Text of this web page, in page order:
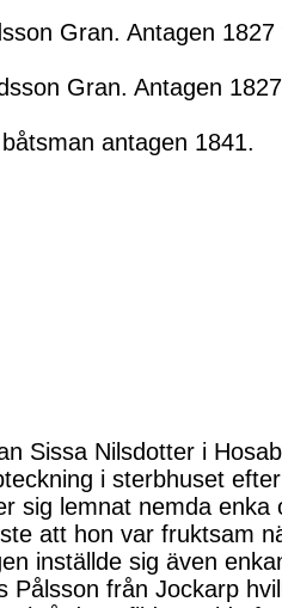
Gran. Antagen
Gran. Antagen
antagen 1841.
Sissa Nilsdotter i
i sterbhuset
sig lemnat nemda enka
att hon var fruktsam
inställde sig även
Pålsson från Jockarp